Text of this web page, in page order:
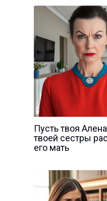
Пусть твоя
твоей сестры
его мать